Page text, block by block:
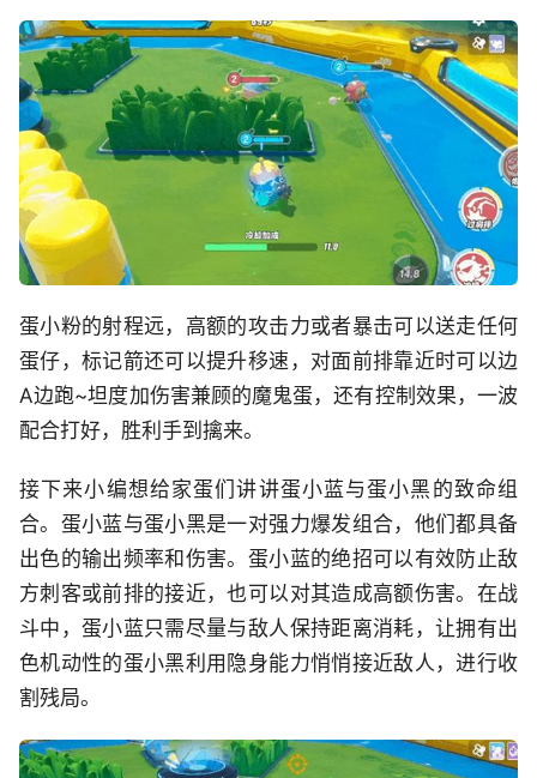
蛋小粉的射程远，高额的攻击力或者暴击可以送走任何
蛋仔，标记箭还可以提升移速，对面前排靠近时可以边
A边跑~坦度加伤害兼顾的魔鬼蛋，还有控制效果，一波
配合打好，胜利手到擒来。
接下来小编想给家蛋们讲讲蛋小蓝与蛋小黑的致命组
合。蛋小蓝与蛋小黑是一对强力爆发组合，他们都具备
出色的输出频率和伤害。蛋小蓝的绝招可以有效防止敌
方刺客或前排的接近，也可以对其造成高额伤害。在战
斗中，蛋小蓝只需尽量与敌人保持距离消耗，让拥有出
色机动性的蛋小黑利用隐身能力悄悄接近敌人，进行收
割残局。